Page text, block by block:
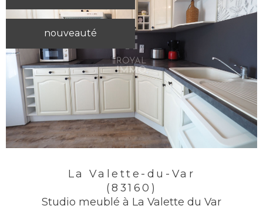
nouveauté
La Valette-du-Var
(83160)
Studio meublé à La Valette du Var